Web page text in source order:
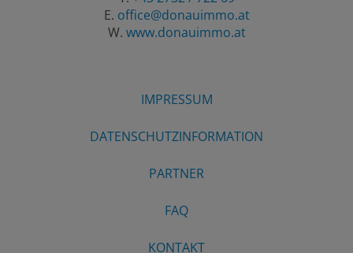
E. office@donauimmo.at
W. www.donauimmo.at
IMPRESSUM
DATENSCHUTZINFORMATION
PARTNER
FAQ
KONTAKT